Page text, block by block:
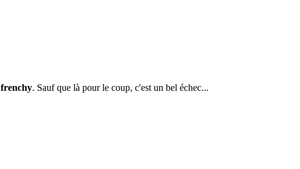
frenchy. Sauf que là pour le coup, c'est un bel échec...